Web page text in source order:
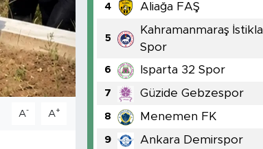
A- A+
4 Aliağa FAŞ
5
Kahramanmaraş İstiklal
Spor
6 Isparta 32 Spor
7 Güzide Gebzespor
8 Menemen FK
9 Ankara Demirspor